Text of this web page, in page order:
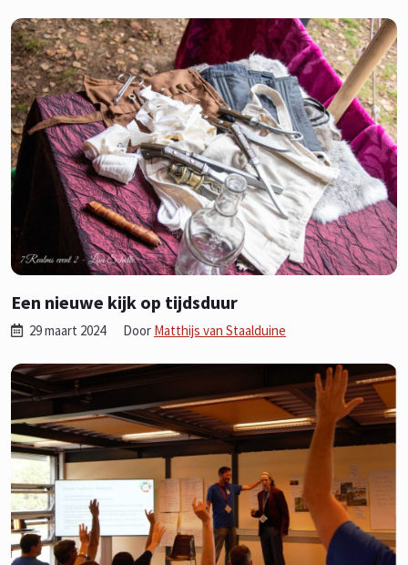
Een nieuwe kijk op tijdsduur
29 maart 2024 Door Matthijs van Staalduine